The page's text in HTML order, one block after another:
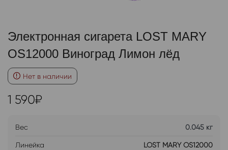
Электронная сигарета LOST MARY
OS12000 Виноград Лимон лёд
Нет в наличии
1 590₽
Вес 0.045 кг
Линейка LOST MARY OS12000